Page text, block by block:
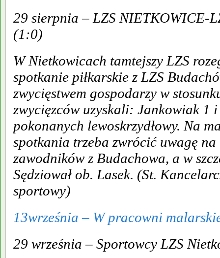
29 sierpnia – LZS NIETKOWICE-
(1:0)
W Nietkowicach tamtejszy LZS
spotkanie piłkarskie z LZS
zwycięstwem gospodarzy w
zwycięzców uzyskali: Jankowiak 1
pokonanych lewoskrzydłowy. Na
spotkania trzeba zwrócić uwagę
zawodników z Budachowa, a w
Sędziował ob. Lasek. (St.
sportowy)
13września – W pracowni
29 września – Sportowcy LZS